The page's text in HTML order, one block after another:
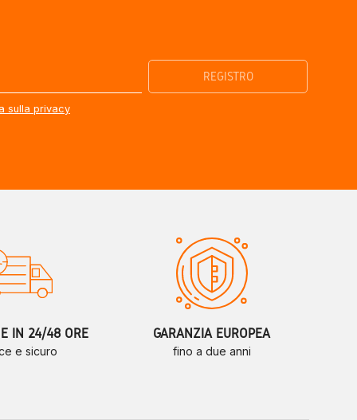
sulla privacy
IN 24/48 ORE
e sicuro
GARANZIA EUROPEA
fino a due anni